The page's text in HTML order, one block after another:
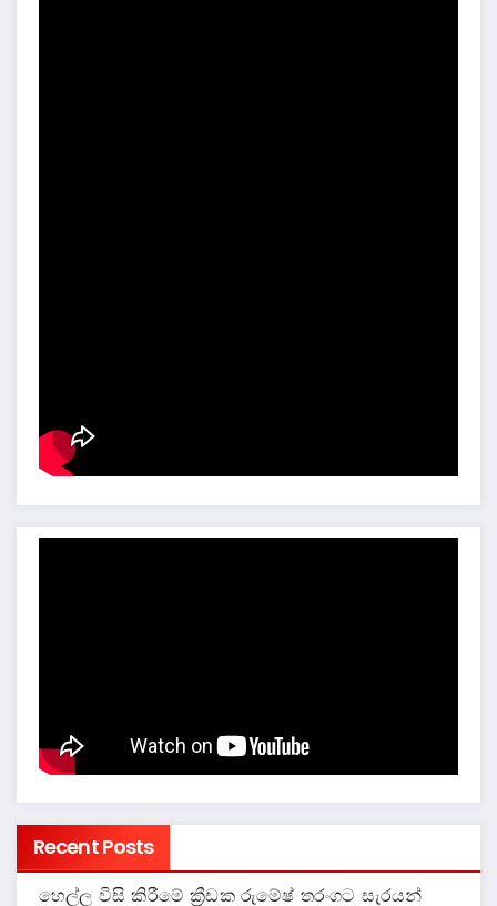
Recent Posts
හෙල්ල විසි කිරීමේ ක්‍රීඩක රුමේෂ් තරංගට සැරයන්